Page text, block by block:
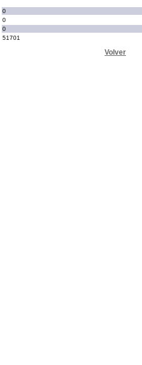
0
0
0
51701
Volver